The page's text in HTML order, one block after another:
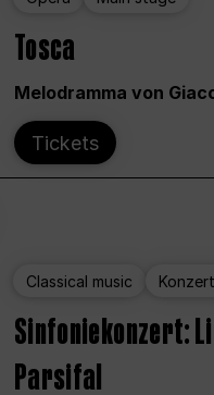
Tosca
Melodramma von
Tickets
Classical music
Sinfoniekonzert:
Parsifal